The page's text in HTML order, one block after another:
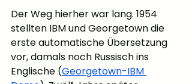
Der Weg hierher war lang. 1954
stellten IBM und Georgetown die
erste automatische Übersetzung
vor, damals noch Russisch ins
Englische (Georgetown-IBM